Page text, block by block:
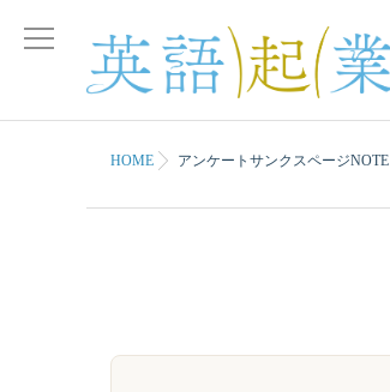
HOME アンケートサンクスページNOTE